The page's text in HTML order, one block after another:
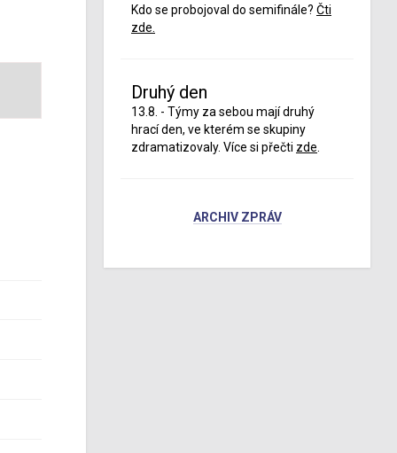
Kdo se probojoval do semifinále? Čti
zde.
Druhý den
13.8. - Týmy za sebou mají druhý
hrací den, ve kterém se skupiny
zdramatizovaly. Více si přečti zde
ARCHIV ZPRÁV